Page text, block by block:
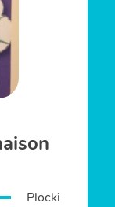
Plocki